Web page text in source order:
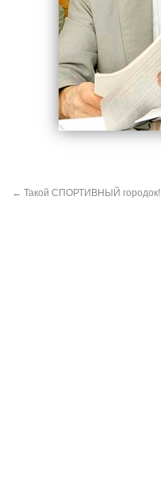
← Такой СПОРТИВНЫЙ городок!